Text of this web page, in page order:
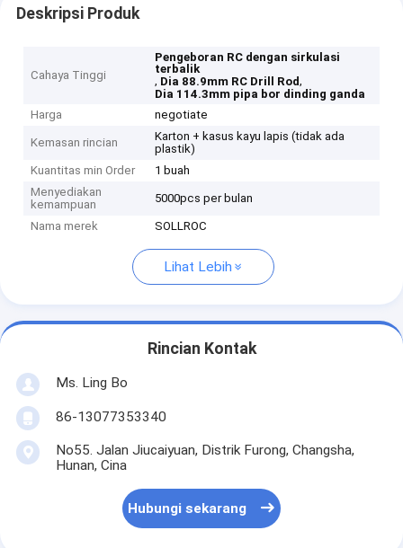
Deskripsi Produk
Cahaya Tinggi
Pengeboran RC dengan sirkulasi
terbalik
, Dia 88.9mm RC Drill Rod,
Dia 114.3mm pipa bor dinding ganda
Harga
negotiate
Kemasan rincian
Karton + kasus kayu lapis (tidak ada
plastik)
Kuantitas min Order
1 buah
Menyediakan
kemampuan
5000pcs per bulan
Nama merek SOLLROC
Lihat Lebih
Rincian Kontak
Ms. Ling Bo
86-13077353340
No55. Jalan Jiucaiyuan, Distrik Furong, Changsha,
Hunan, Cina
Hubungi sekarang